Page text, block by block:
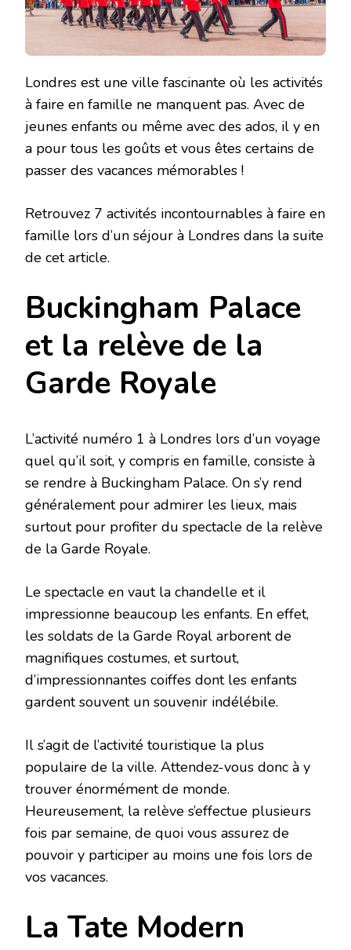
Londres est une ville fascinante où les activités
à faire en famille ne manquent pas. Avec de
jeunes enfants ou même avec des ados, il y en
a pour tous les goûts et vous êtes certains de
passer des vacances mémorables !
Retrouvez 7 activités incontournables à faire en
famille lors d’un séjour à Londres dans la suite
de cet article.
Buckingham Palace
et la relève de la
Garde Royale
L’activité numéro 1 à Londres lors d’un voyage
quel qu’il soit, y compris en famille, consiste à
se rendre à Buckingham Palace. On s’y rend
généralement pour admirer les lieux, mais
surtout pour profiter du spectacle de la relève
de la Garde Royale.
Le spectacle en vaut la chandelle et il
impressionne beaucoup les enfants. En effet,
les soldats de la Garde Royal arborent de
magnifiques costumes, et surtout,
d’impressionnantes coiffes dont les enfants
gardent souvent un souvenir indélébile.
Il s’agit de l’activité touristique la plus
populaire de la ville. Attendez-vous donc à y
trouver énormément de monde.
Heureusement, la relève s’effectue plusieurs
fois par semaine, de quoi vous assurez de
pouvoir y participer au moins une fois lors de
vos vacances.
La Tate Modern